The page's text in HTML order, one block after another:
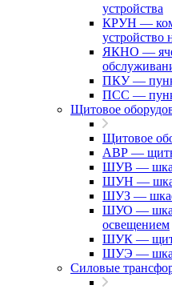
устройства
КРУН —
устройство
ЯКНО —
ПКУ —
ПСС —
Щитовое
Щитовое
АВР — щиты
ШУВ —
ШУН —
ШУЗ —
ШУО —
освещением
ШУК — щиты
ШУЭ —
Силовые